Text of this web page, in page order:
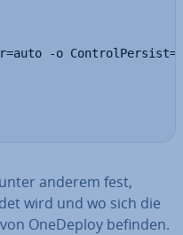
-o
anderem fest,
wird und wo sich die
OneDeploy befinden.